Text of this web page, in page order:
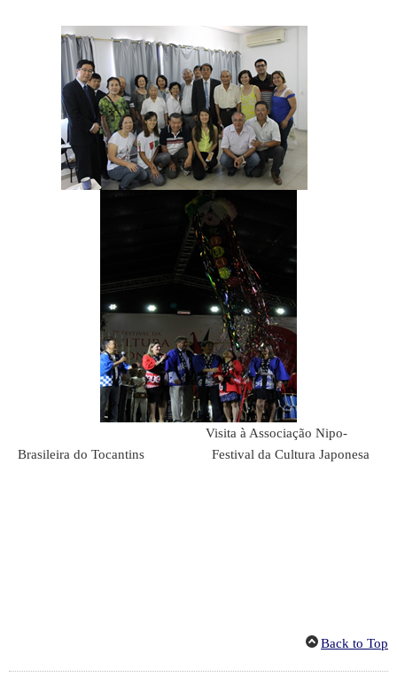
Visita à Associação Nipo-
Brasileira do Tocantins Festival da Cultura Japonesa
Back to Top